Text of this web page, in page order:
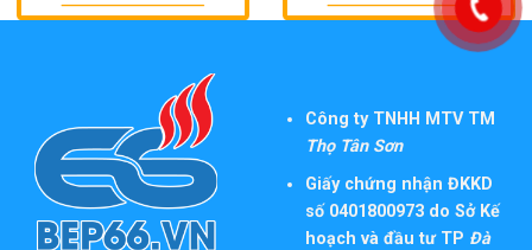
Công ty TNHH MTV TM
Thọ Tân Sơn
Giấy chứng nhận ĐKKD
số 0401800973 do Sở Kế
hoạch và đầu tư TP Đà